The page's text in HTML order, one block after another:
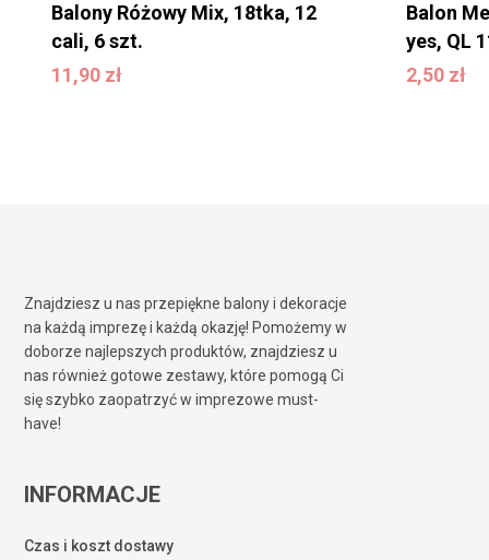
Balony Różowy Mix, 18tka, 12
cali, 6 szt.
11,90 zł
11,90zł
Balon
yes, QL
2,50 zł
2,50
Znajdziesz u nas przepiękne balony i dekoracje
na każdą imprezę i każdą okazję! Pomożemy w
doborze najlepszych produktów, znajdziesz u
nas również gotowe zestawy, które pomogą Ci
się szybko zaopatrzyć w imprezowe must-
have!
INFORMACJE
Czas i koszt dostawy